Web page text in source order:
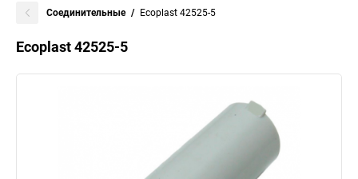
Соединительные Ecoplast 42525-5
Ecoplast 42525-5